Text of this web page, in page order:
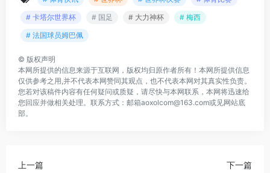
# 卡塔尔世界杯
# 国足 # 大力神杯
# 梅西
# 法国球员姆巴佩
© 版权声明
本网所提供的信息来源于互联网，版权均归原作者所有！本网所提供信息
仅供参考之用,并不代表本网赞同其观点，也不代表本网对其真实性负责。
您若对该稿件内容有任何疑问或质疑，请尽快与本网联系，本网将迅速给
您回应并做相关处理。联系方式：邮箱aoxolcom@163.com或见网站底
部。
上一篇 下一篇